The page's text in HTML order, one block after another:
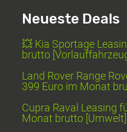
Neueste Deals
💥 Kia Sportage
brutto
Land Rover Range
399 Euro im Monat
Cupra Raval Leasing
Monat brutto [Umwelt]